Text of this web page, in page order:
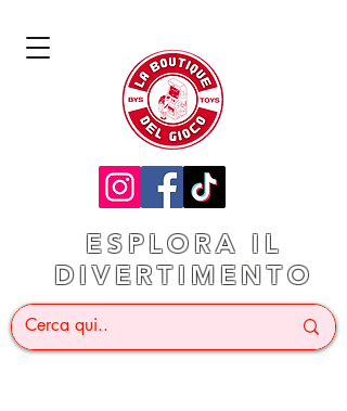
ESPLORA IL
DIVERTIMENTO